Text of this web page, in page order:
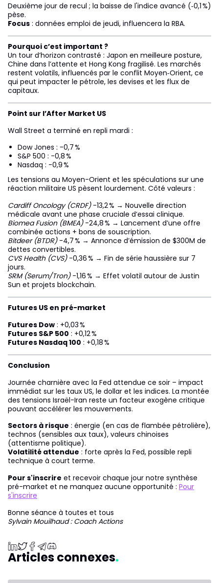
Deuxième jour de recul ; la baisse de l'indice avancé (‑0,1 %)
pèse.
Focus : données emploi de jeudi, influencera la RBA.
Pourquoi c’est important ?
Un tour d’horizon contrasté : Japon en meilleure posture,
Chine dans l’attente et Hong Kong fragilisé. Les marchés
restent volatils, influencés par le conflit Moyen‑Orient, ce
qui peut impacter le pétrole, les devises et les flux de
capitaux.
Point sur l’After Market US
Wall Street a terminé en repli mardi :
Dow Jones : -0,7 %
S&P 500 : -0,8 %
Nasdaq : -0,9 %
Les tensions au Moyen-Orient et les spéculations sur une
réaction militaire US pèsent lourdement. Côté valeurs :
Cardiff Oncology (CRDF)-13,2 % → Nouvelle direction
médicale avant une phase cruciale d’essai clinique.
Biomea Fusion (BMEA)-24,8 % → Lancement d’une offre
combinée actions + bons de souscription.
Bitdeer (BTDR)-4,7 % → Annonce d’émission de $300M de
dettes convertibles.
CVS Health (CVS)-0,36 % → Fin de série haussière sur 7
jours.
SRM (Serum/Tron)-1,16 % → Effet volatil autour de Justin
Sun et projets blockchain.
Futures US en pré-market
Futures Dow : +0,03 %
Futures S&P 500 : +0,12 %
Futures Nasdaq 100 : +0,18 %
Conclusion
Journée charnière avec la Fed attendue ce soir – impact
immédiat sur les taux US, le dollar et les indices. La montée
des tensions Israël-Iran reste un facteur exogène critique
pouvant accélérer les mouvements.
Sectors à risque : énergie (en cas de flambée pétrolière),
technos (sensibles aux taux), valeurs chinoises
(attentisme politique).
Volatilité attendue : forte après la Fed, possible repli
technique à court terme.
Pour s'inscrire et recevoir chaque jour notre synthèse
pré-market et ne manquez aucune opportunité : Pour
s'inscrire
Bonne séance à toutes et tous
Sylvain Mouilhaud : Coach Actions
Articles connexes